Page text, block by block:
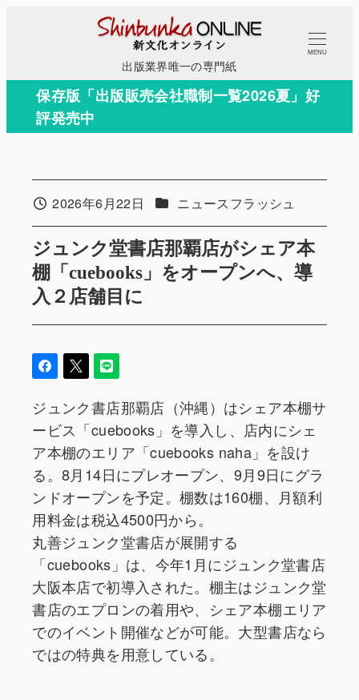
コ
テ
出版業界唯一の専門紙
MENU
保存版「出版販売会社職制一覧2026夏」好
評発売中
ジュンク堂書店那覇店がシェア本
棚「cuebooks」をオープンへ、導
入２店舗目に
投稿日2026年6月22日 カテゴリー
ニュースフラッシュ
ジュンク書店那覇店（沖縄）はシェア本棚サ
ービス「cuebooks」を導入し、店内にシェ
ア本棚のエリア「cuebooks naha」を設け
る。8月14日にプレオープン、9月9日にグラ
ンドオープンを予定。棚数は160棚、月額利
用料金は税込4500円から。
丸善ジュンク堂書店が展開する
「cuebooks」は、今年1月にジュンク堂書店
大阪本店で初導入された。棚主はジュンク堂
書店のエプロンの着用や、シェア本棚エリア
でのイベント開催などが可能。大型書店なら
ではの特典を用意している。